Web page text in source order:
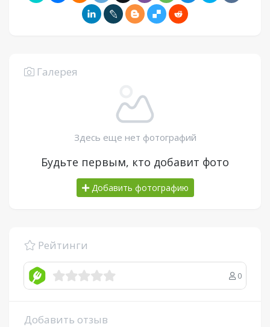
Галерея
Здесь еще нет фотографий
Будьте первым, кто добавит фото
Добавить фотографию
Рейтинги
0
Добавить отзыв